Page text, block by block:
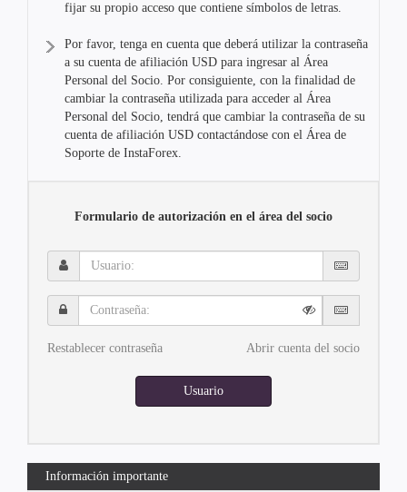
fijar su propio acceso que contiene símbolos de letras.
Por favor, tenga en cuenta que deberá utilizar la contraseña
a su cuenta de afiliación USD para ingresar al Área
Personal del Socio. Por consiguiente, con la finalidad de
cambiar la contraseña utilizada para acceder al Área
Personal del Socio, tendrá que cambiar la contraseña de su
cuenta de afiliación USD contactándose con el Área de
Soporte de InstaForex.
Formulario de autorización en el área del socio
Usuario:
Contraseña:
Restablecer contraseña Abrir cuenta del socio
Usuario
Información importante